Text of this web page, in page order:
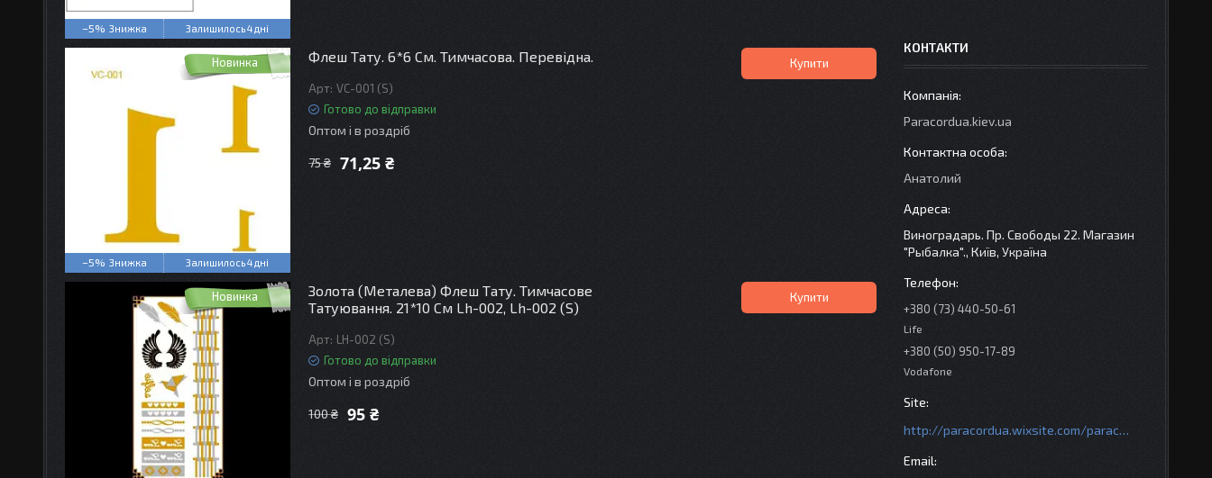
–5% Залишилось 4 дні
Новинка
–5% Залишилось 4 дні
Флеш Тату. 6*6 См. Тимчасова. Перевідна.
VC-001 (S)
Готово до відправки
Оптом і в роздріб
75 ₴ 71,25 ₴
Купити
Новинка
Золота (Металева) Флеш Тату. Тимчасове
Татуювання. 21*10 См Lh-002, Lh-002 (S)
LH-002 (S)
Готово до відправки
Оптом і в роздріб
100 ₴ 95 ₴
Купити
КОНТАКТИ
Paracordua.kiev.ua
Анатолий
Виноградарь. Пр. Свободы 22. Магазин
"Рыбалка"., Київ, Україна
+380 (73) 440-50-61
Life
+380 (50) 950-17-89
Vodafone
http://paracordua.wixsite.com/paracord